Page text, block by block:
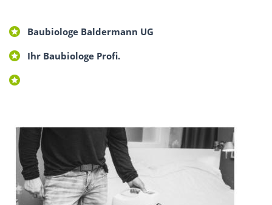
Baubiologe Baldermann UG
Ihr Baubiologe Profi.